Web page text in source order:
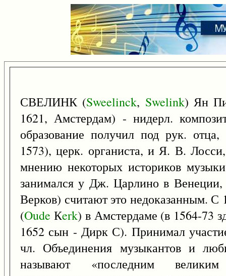
СВЕЛИНК (Sweelinck, Swelink) Ян
1621, Амстердам) - нидерл.
образование получил под рук.
1573), церк. органиста, и Я. В.
мнению некоторых историков
занимался у Дж. Царлино в
Верков) считают это недоказанным. С
(Oude Кerk) в Амстердаме (в 1564-73
1652 сын - Дирк С). Принимал
чл. Объединения музыкантов и
называют «последним